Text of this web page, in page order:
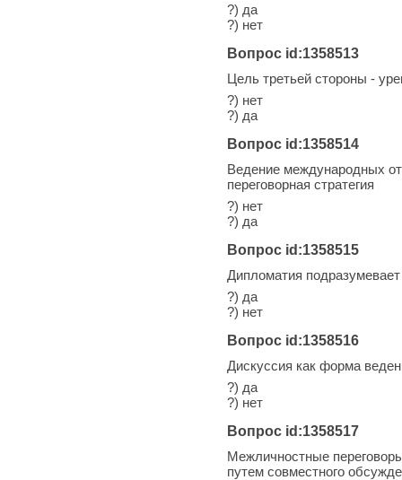
?) да
?) нет
Вопрос id:1358513
Цель третьей стороны -
?) нет
?) да
Вопрос id:1358514
Ведение международных
переговорная стратегия
?) нет
?) да
Вопрос id:1358515
Дипломатия
?) да
?) нет
Вопрос id:1358516
Дискуссия как форма
?) да
?) нет
Вопрос id:1358517
Межличностные
путем совместного